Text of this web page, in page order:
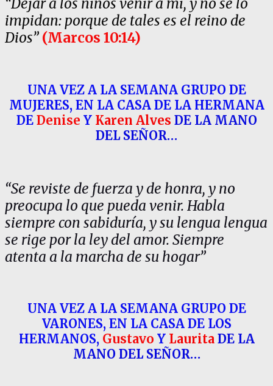
“Dejar a los niños venir a mi, y no se lo
impidan: porque de tales es el reino de
Dios” (Marcos 10:14)
UNA VEZ A LA SEMANA GRUPO DE
MUJERES, EN LA CASA DE LA HERMANA
DE Denise Y Karen Alves DE LA MANO
DEL SEÑOR…
“Se reviste de fuerza y de honra, y no
preocupa lo que pueda venir. Habla
siempre con sabiduría, y su lengua lengua
se rige por la ley del amor. Siempre
atenta a la marcha de su hogar”
UNA VEZ A LA SEMANA GRUPO DE
VARONES, EN LA CASA DE LOS
HERMANOS, Gustavo Y Laurita DE LA
MANO DEL SEÑOR…